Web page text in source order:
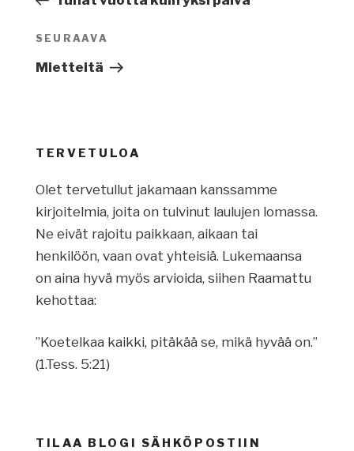
Seuraava
artikkeli
SEURAAVA
Mietteitä
TERVETULOA
Olet tervetullut jakamaan kanssamme
kirjoitelmia, joita on tulvinut laulujen lomassa.
Ne eivät rajoitu paikkaan, aikaan tai
henkilöön, vaan ovat yhteisiä. Lukemaansa
on aina hyvä myös arvioida, siihen Raamattu
kehottaa:
”Koetelkaa kaikki, pitäkää se, mikä hyvää on.”
(1.Tess. 5:21)
TILAA BLOGI SÄHKÖPOSTIIN